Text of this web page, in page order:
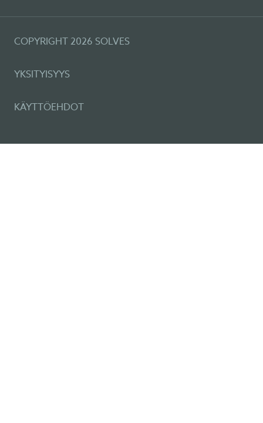
COPYRIGHT 2026 SOLVES
YKSITYISYYS
KÄYTTÖEHDOT